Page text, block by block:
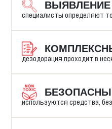
специалисты определяют
дезодорация проходит в
используются средства,